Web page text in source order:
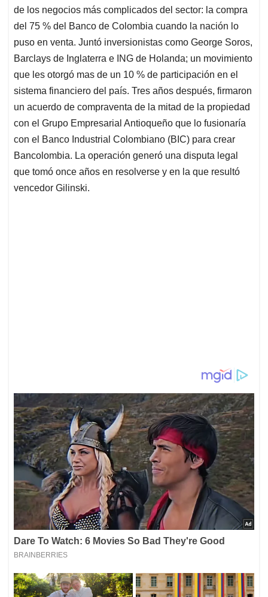
de los negocios más complicados del sector: la compra
del 75 % del Banco de Colombia cuando la nación lo
puso en venta. Juntó inversionistas como George Soros,
Barclays de Inglaterra e ING de Holanda; un movimiento
que les otorgó mas de un 10 % de participación en el
sistema financiero del país. Tres años después, firmaron
un acuerdo de compraventa de la mitad de la propiedad
con el Grupo Empresarial Antioqueño que lo fusionaría
con el Banco Industrial Colombiano (BIC) para crear
Bancolombia. La operación generó una disputa legal
que tomó once años en resolverse y en la que resultó
vencedor Gilinski.